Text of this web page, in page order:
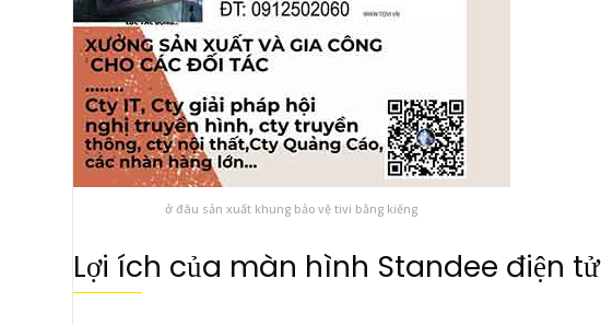
ở đâu sản xuất khung bảo vệ tivi bằng kiếng
Lợi ích của màn hình Standee điện tử